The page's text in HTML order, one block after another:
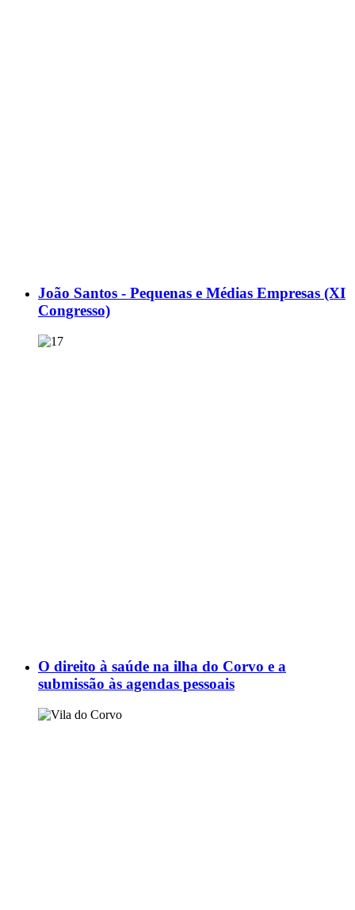
João Santos - Pequenas e Médias Empresas (XI
Congresso)
O direito à saúde na ilha do Corvo e a
submissão às agendas pessoais